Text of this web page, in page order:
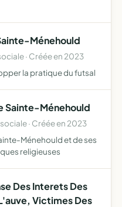
Ménehould
· Créée en 2023
la pratique du futsal
Sainte-Ménehould
· Créée en 2023
Ménehould et de ses
religieuses
Des Interets Des
Victimes Des